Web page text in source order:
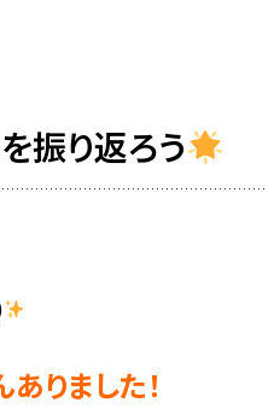
振り返ろう
りました！